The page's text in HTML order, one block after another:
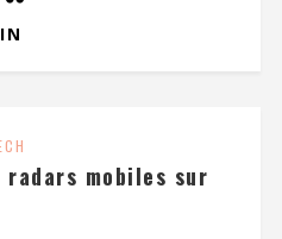
radars mobiles sur